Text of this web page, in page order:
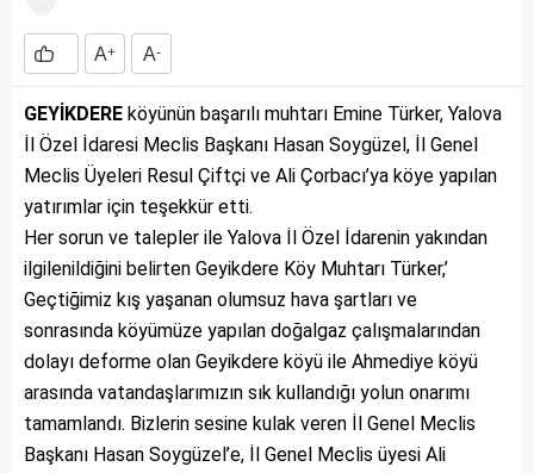
A+ A-
GEYİKDERE köyünün başarılı muhtarı Emine Türker, Yalova
İl Özel İdaresi Meclis Başkanı Hasan Soygüzel, İl Genel
Meclis Üyeleri Resul Çiftçi ve Ali Çorbacı’ya köye yapılan
yatırımlar için teşekkür etti.
Her sorun ve talepler ile Yalova İl Özel İdarenin yakından
ilgilenildiğini belirten Geyikdere Köy Muhtarı Türker,’
Geçtiğimiz kış yaşanan olumsuz hava şartları ve
sonrasında köyümüze yapılan doğalgaz çalışmalarından
dolayı deforme olan Geyikdere köyü ile Ahmediye köyü
arasında vatandaşlarımızın sık kullandığı yolun onarımı
tamamlandı. Bizlerin sesine kulak veren İl Genel Meclis
Başkanı Hasan Soygüzel’e, İl Genel Meclis üyesi Ali